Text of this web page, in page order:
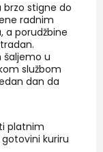
brzo stigne do
radnim
a porudžbine
šaljemo u
službom
dan da
platnim
kuriru